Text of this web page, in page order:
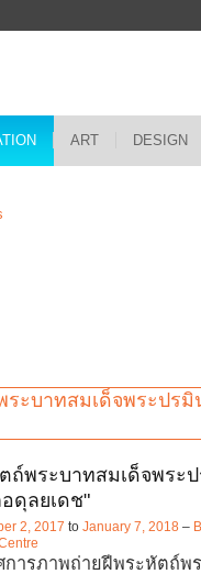
ART DESIGN
ถ์พระบาทสมเด็จพระ
ดุลยเดช"
2, 2017 to January 7, 2018 –
การภาพถ่ายฝีพระหัตถ์พ